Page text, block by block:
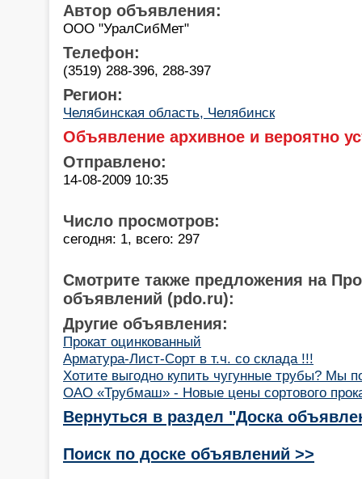
Автор объявления:
ООО "УралСибМет"
Телефон:
(3519) 288-396, 288-397
Регион:
Челябинская область, Челябинск
Объявление архивное и вероятно
Отправлено:
14-08-2009 10:35
Число просмотров:
сегодня: 1, всего: 297
Смотрите также предложения на
объявлений (pdo.ru):
Другие объявления:
Прокат оцинкованный
Арматура-Лист-Сорт в т.ч. со склада !!!
Хотите выгодно купить чугунные трубы? Мы
ОАО «Трубмаш» - Новые цены сортового
Вернуться в раздел "Доска
Поиск по доске объявлений >>